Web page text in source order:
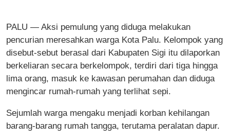
PALU — Aksi pemulung yang diduga melakukan
pencurian meresahkan warga Kota Palu. Kelompok yang
disebut-sebut berasal dari Kabupaten Sigi itu dilaporkan
berkeliaran secara berkelompok, terdiri dari tiga hingga
lima orang, masuk ke kawasan perumahan dan diduga
mengincar rumah-rumah yang terlihat sepi.
Sejumlah warga mengaku menjadi korban kehilangan
barang-barang rumah tangga, terutama peralatan dapur.